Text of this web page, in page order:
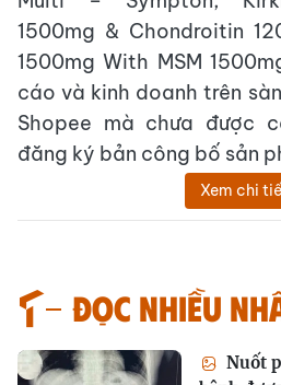
1500mg & Chondroitin
1500mg With MSM
cáo và kinh doanh trên
Shopee mà chưa được
đăng ký bản công bố sản
Xem chi
Đọc nhiều
Nuốt